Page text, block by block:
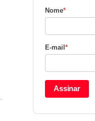
Nome*
E-mail *
Assinar